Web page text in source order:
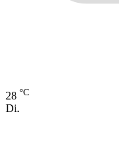
28 °C
Di.